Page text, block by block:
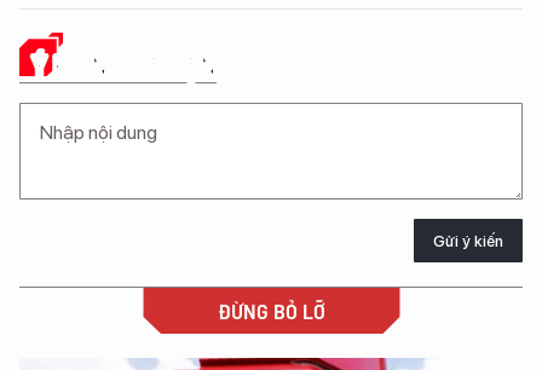
Ý KIẾN CỦA BẠN
Gửi ý kiến
ĐỪNG BỎ LỠ